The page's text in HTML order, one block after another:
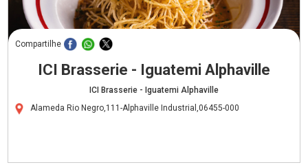
Compartilhe
ICI Brasserie - Iguatemi Alphaville
ICI Brasserie - Iguatemi Alphaville
Alameda Rio Negro,111-Alphaville Industrial,06455-000